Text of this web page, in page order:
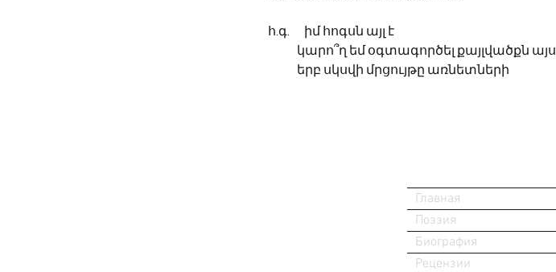
հ.գ.      իմ հոգսն այլ է
            կարո՞ղ եմ օգտագործել քայլվածքն այս
            երբ սկսվի մրցույթը առնետների
Главная
Поэзия
Биография
Рецензии